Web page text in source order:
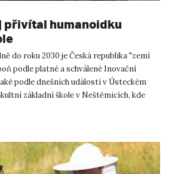
přivítal humanoidku
do roku 2030 je Česká republika "zemí
podle platné a schválené Inovační
podle dnešních událostí v Ústeckém
základní škole v Neštěmicích, kde